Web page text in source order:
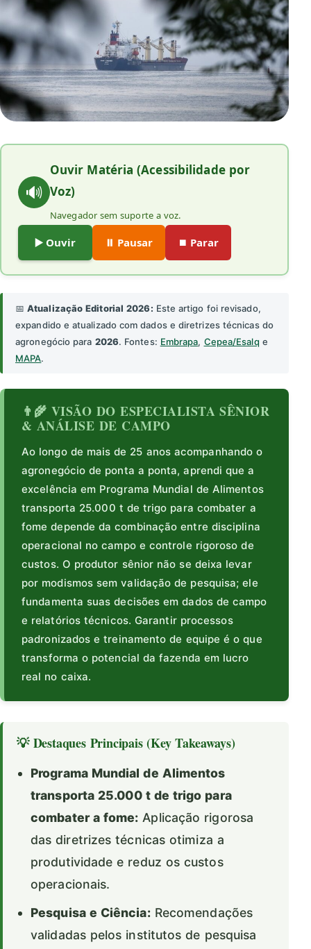
🔊
Ouvir Matéria (Acessibilidade por
Voz)
Navegador sem suporte a voz.
▶️ Ouvir ⏸️ Pausar ⏹️ Parar
📅Atualização Editorial 2026: Este artigo foi revisado,
expandido e atualizado com dados e diretrizes técnicas do
agronegócio para 2026. Fontes: Embrapa, Cepea/Esalq e
MAPA.
👨‍🌾 VISÃO DO ESPECIALISTA SÊNIOR
& ANÁLISE DE CAMPO
Ao longo de mais de 25 anos acompanhando o
agronegócio de ponta a ponta, aprendi que a
excelência em Programa Mundial de Alimentos
transporta 25.000 t de trigo para combater a
fome depende da combinação entre disciplina
operacional no campo e controle rigoroso de
custos. O produtor sênior não se deixa levar
por modismos sem validação de pesquisa; ele
fundamenta suas decisões em dados de campo
e relatórios técnicos. Garantir processos
padronizados e treinamento de equipe é o que
transforma o potencial da fazenda em lucro
real no caixa.
💡 Destaques Principais (Key Takeaways)
Programa Mundial de Alimentos
transporta 25.000 t de trigo para
combater a fome: Aplicação rigorosa
das diretrizes técnicas otimiza a
produtividade e reduz os custos
operacionais.
Pesquisa e Ciência:Recomendações
validadas pelos institutos de pesquisa